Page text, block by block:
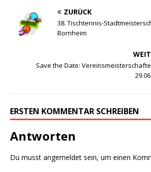
ZURÜCK
38. Tischtennis-
Bornheim
Save the Date:
ERSTEN KOMMENTAR SCHREIBEN
Antworten
Du musst angemeldet sein, um einen